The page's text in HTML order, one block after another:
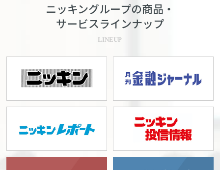
ニッキングループの商品・
サービスラインナップ
LINEUP